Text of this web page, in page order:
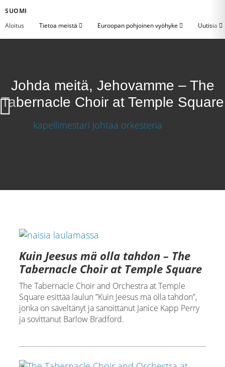
SUOMI
Aloitus
Tietoa meistä Euroopan pohjoinen vyöhyke Uutisia
Johda meitä, Jehovamme – The
Tabernacle Choir at Temple Square
Kuin Jeesus mä olla tahdon – The
Tabernacle Choir at Temple Square
The Tabernacle Choir and Orchestra at Temple
Square esittää laulun ”Kuin Jeesus mä olla tahdon”,
jonka on säveltänyt ja sanoittanut Janice Kapp Perry
ja sovittanut Barlow Bradford.